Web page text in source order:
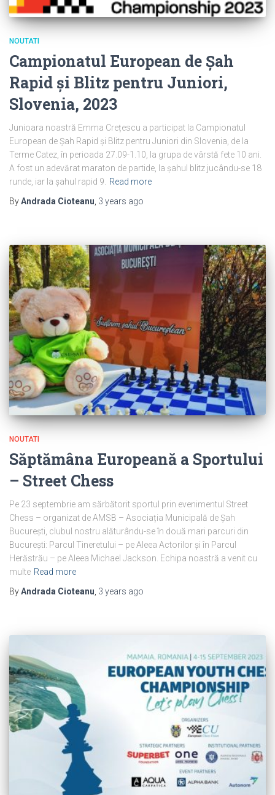
NOUTATI
Campionatul European de Șah
Rapid și Blitz pentru Juniori,
Slovenia, 2023
Junioara noastră Emma Crețescu a participat la Campionatul
European de Șah Rapid și Blitz pentru Juniori din Slovenia, de la
Terme Catez, în perioada 27.09-1.10, la grupa de vârstă fete 10 ani.
A fost un adevărat maraton de partide, la șahul blitz jucându-se 18
runde, iar la șahul rapid 9.
Read more
ByAndrada Cioteanu 3 years ago
NOUTATI
Săptămâna Europeană a Sportului
– Street Chess
Pe 23 septembrie am sărbătorit sportul prin evenimentul Street
Chess – organizat de AMSB – Asociația Municipală de Șah
București, clubul nostru alăturându-se în două mari parcuri din
București: Parcul Tineretului – pe Aleea Actorilor și în Parcul
Herăstrău – pe Aleea Michael Jackson. Echipa noastră a venit cu
multe Read more
ByAndrada Cioteanu 3 years ago